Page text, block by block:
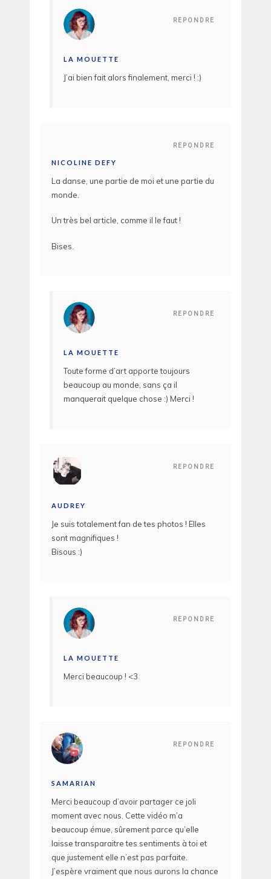
REPONDRE
LA MOUETTE
J’ai bien fait alors finalement, merci ! :)
REPONDRE
NICOLINE DEFY
La danse, une partie de moi et une partie du
monde.
Un très bel article, comme il le faut !
Bises.
REPONDRE
LA MOUETTE
Toute forme d’art apporte toujours
beaucoup au monde, sans ça il
manquerait quelque chose :) Merci !
REPONDRE
AUDREY
Je suis totalement fan de tes photos ! Elles
sont magnifiques !
Bisous :)
REPONDRE
LA MOUETTE
Merci beaucoup ! <3
REPONDRE
SAMARIAN
Merci beaucoup d’avoir partager ce joli
moment avec nous. Cette vidéo m’a
beaucoup émue, sûrement parce qu’elle
laisse transparaitre tes sentiments à toi et
que justement elle n’est pas parfaite.
J’espère vraiment que nous aurons la chance